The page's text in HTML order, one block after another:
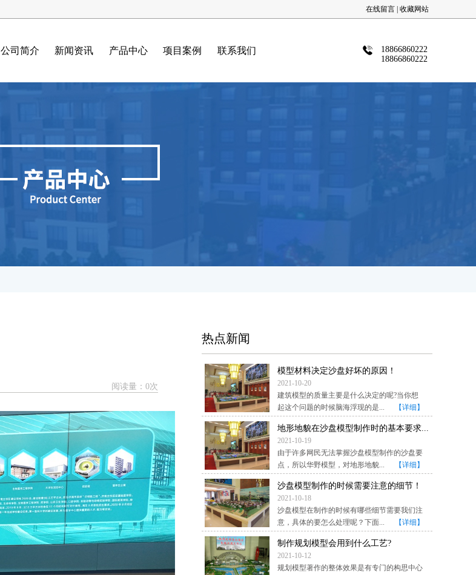
在线留言 | 收藏网站
公司简介 新闻资讯 产品中心 项目案例 联系我们
18866860222
18866860222
阅读量： 0次
热点新闻
模型材料决定沙盘好坏的原因！
2021-10-20
建筑模型的质量主要是什么决定的呢?当你想
起这个问题的时候脑海浮现的是...
【详细】
地形地貌在沙盘模型制作时的基本要求...
2021-10-19
由于许多网民无法掌握沙盘模型制作的沙盘要
点，所以华野模型，对地形地貌...
【详细】
沙盘模型制作的时候需要注意的细节！
2021-10-18
沙盘模型在制作的时候有哪些细节需要我们注
意，具体的要怎么处理呢？下面...
【详细】
制作规划模型会用到什么工艺?
2021-10-12
规划模型著作的整体效果是有专门的构思中心